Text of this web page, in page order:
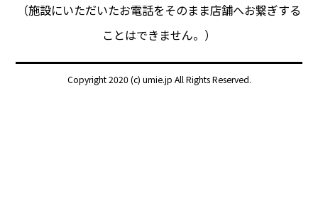
（施設にいただいたお電話をそのまま店舗へお繋ぎする
ことはできません。）
Copyright 2020 (c) umie.jp All Rights Reserved.